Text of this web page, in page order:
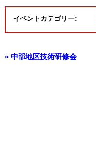
イベントカテゴリー:
« 中部地区技術研修会